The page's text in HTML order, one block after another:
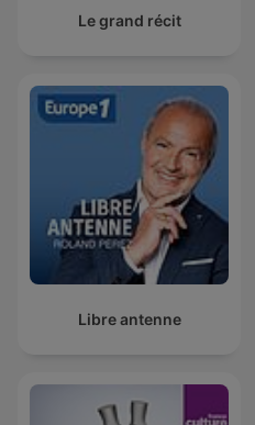
Le grand récit
Libre antenne